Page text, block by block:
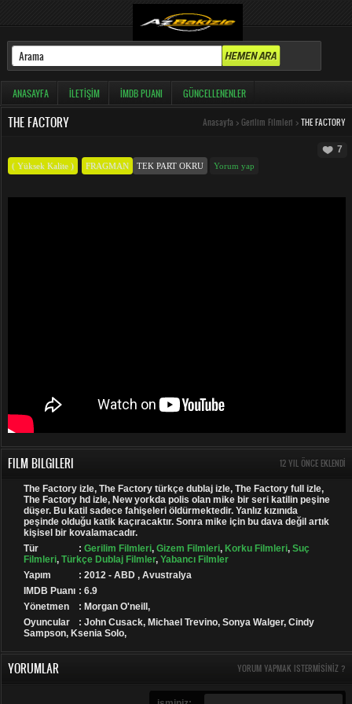
ANASAYFA İLETIŞIM İMDB PUANI GÜNCELLENENLER
THE FACTORY Anasayfa > Gerilim Filmleri > THE FACTORY
7
( Yüksek Kalite ) FRAGMAN TEK PART OKRU Yorum yap
FILM BILGILERI 12 YIL ÖNCE EKLENDI
The Factory izle, The Factory türkçe dublaj izle, The Factory full izle,
The Factory hd izle, New yorkda polis olan mike bir seri katilin peşine
düşer. Bu katil sadece fahişeleri öldürmektedir. Yanlız kızınıda
peşinde olduğu katik kaçıracaktır. Sonra mike için bu dava değil artık
kişisel bir kovalamacadır.
Tür
: Gerilim Filmleri, Gizem Filmleri, Korku Filmleri, Suç
Filmleri, Türkçe Dublaj Filmler, Yabancı Filmler
Yapım
: 2012 - ABD , Avustralya
IMDB Puanı : 6.9
Yönetmen
: Morgan O'neill,
Oyuncular
: John Cusack, Michael Trevino, Sonya Walger, Cindy
Sampson, Ksenia Solo,
YORUMLAR YORUM YAPMAK ISTERMISINIZ ?